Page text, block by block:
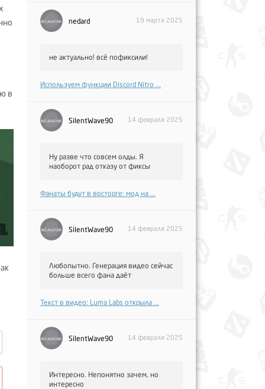
в
nedard 19 марта 2025
не актуально! всё пофиксили!
Используем функции Discord Nitro ...
SilentWave90 14 февраля 2025
Ну разве что совсем олды. Я
наоборот рад отказу от фиксы
Фанаты будут в восторге: мод на ...
SilentWave90 14 февраля 2025
Любопытно. Генерация видео сейчас
больше всего фана даёт
Текст в видео: Luma Labs открыла ...
SilentWave90 14 февраля 2025
Интересно. Непонятно зачем, но
интересно